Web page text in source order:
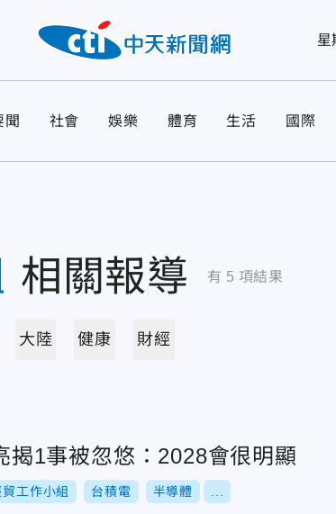
星
聞 社會 娛樂 體育 生活 國際
相關報導 有 5 項結果
大陸 健康 財經
1事被忽悠：2028會很明顯
工作小組 台積電 半導體